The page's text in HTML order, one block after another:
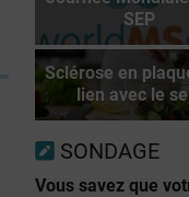
SEP
Sclérose en
lien avec le
SONDAGE
Vous savez que